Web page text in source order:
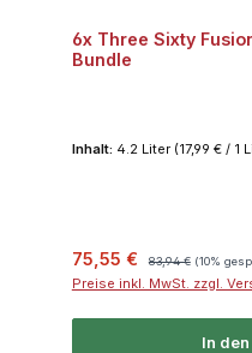
6x Three Sixty
Bundle
Inhalt: 4.2 Liter (17,99 € / 1
Verkaufspreis:
75,55 € Regulärer Preis:
83,94 € (10%
Preise inkl. MwSt. zzgl.
In